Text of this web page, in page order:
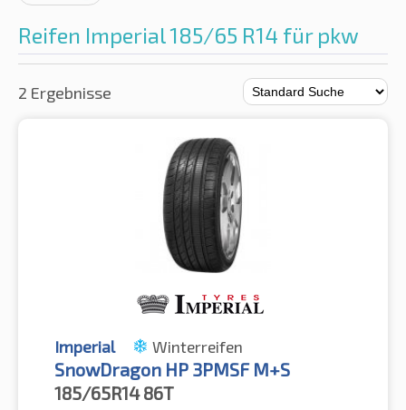
Reifen Imperial 185/65 R14 für pkw
2 Ergebnisse
Imperial Winterreifen
SnowDragon HP 3PMSF M+S
185/65R14 86T